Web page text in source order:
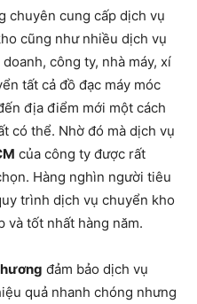
chuyên cung cấp dịch vụ
cũng như nhiều dịch vụ
công ty, nhà máy, xí
tất cả đồ đạc máy móc
địa điểm mới một cách
có thể. Nhờ đó mà dịch vụ
của công ty được rất
Hàng nghìn người tiêu
trình dịch vụ chuyển kho
và tốt nhất hàng năm.
đảm bảo dịch vụ
quả nhanh chóng nhưng